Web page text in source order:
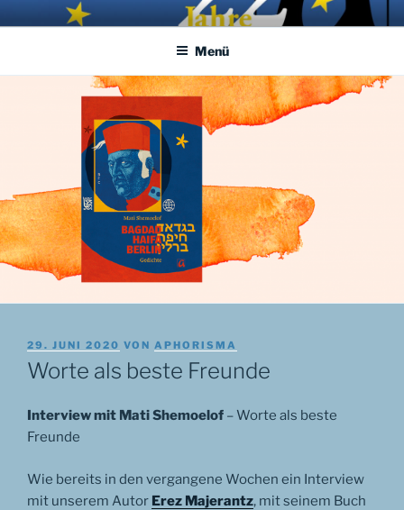
InhaltAPHORISMA.EU
… links und rechts von Jerusalem …
Menü
VERÖFFENTLICHT
AM
29. JUNI 2020 VON APHORISMA
Worte als beste Freunde
Interview mit Mati Shemoelof – Worte als beste
Freunde
Wie bereits in den vergangene Wochen ein Interview
mit unserem Autor Erez Majerantz, mit seinem Buch